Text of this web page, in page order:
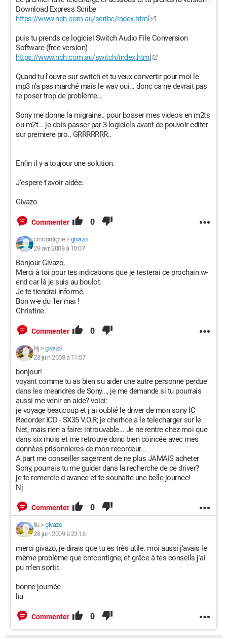
Download Express Scribe
https://www.nch.com.au/scribe/index.html
puis tu prends ce logiciel Switch Audio File Conversion
Software (free version)
https://www.nch.com.au/switch/index.html
Quand tu l'ouvre sur switch et tu veux convertir pour moi le
mp3 n'a pas marché mais le wav oui... donc ca ne devrait pas
te poser trop de problème...
Sony me donne la migraine.. pour bosser mes videos en m2ts
ou m2t... je dois passer par 3 logiciels avant de pouvoir editer
sur premiere pro.. GRRRRRRR..
Enfin il y a toujour une solution.
J'espere t'avoir aidée.
Givazo
Commenter 0
cmcontigne> givazo
29 avr. 2008 à 10:07
Bonjour Givazo,
Merci à toi pour tes indications que je testerai ce prochain w-
end car là je suis au boulot.
Je te tiendrai informé.
Bon w-e du 1er mai !
Christine.
Commenter 0
Nj > givazo
28 juin 2008 à 11:57
bonjour!
voyant comme tu as bien su aider une autre personne perdue
dans les meandres de Sony..., je me demande si tu pourrais
aussi me venir en aide? voici:
je voyage beaucoup et j ai oublié le driver de mon sony IC
Recorder ICD - SX35 V.O.R; je cherhce a le telecharger sur le
Net, mais rien a faire: introuvable... Je ne rentre chez moi que
dans six mois et me retrouve donc bien coincée avec mes
données prisonnieres de mon recordeur...
A part me conseiller sagement de ne plus JAMAIS acheter
Sony, pourrais tu me guider dans la recherche de ce driver?
je te remercie d avance et te souhaite une belle journee!
Nj
Commenter 0
liu> givazo
28 juin 2009 à 23:16
merci givazo, je dirais que tu es très utile. moi aussi j'avais le
même problème que cmcontigne, et grâce à tes conseils j'ai
pu m'en sortir.
bonne journée
liu
Commenter 0